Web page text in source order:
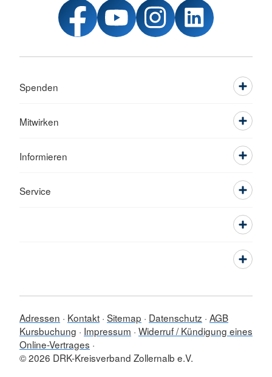
Spenden
Mitwirken
Informieren
Service
Adressen Kontakt Sitemap Datenschutz AGB
Kursbuchung
Impressum Widerruf / Kündigung eines
Online-Vertrages
© 2026 DRK-Kreisverband Zollernalb e.V.